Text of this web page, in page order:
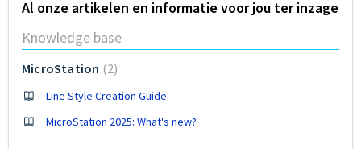
Al onze artikelen en informatie voor jou ter inzage
Knowledge base
MicroStation 2
Line Style Creation Guide
MicroStation 2025: What's new?